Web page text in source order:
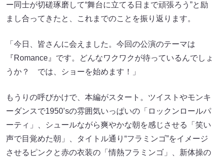
ー同士が切磋琢磨して“舞台に立てる日まで頑張ろう”と励
まし合ってきたと、これまでのことを振り返ります。
「今日、皆さんに会えました。今回の公演のテーマは
『Romance』です。どんなワクワクが待っているんでしょ
うか？ では、ショーを始めます！」
もうりの呼びかけで、本編がスタート。ツイストやモンキ
ーダンスで1950’sの雰囲気いっぱいの「ロックンロールパ
ーティ」、シュールながら爽やかな朝を感じさせる「笑い
声で目覚めた朝」、タイトル通り“フラミンゴ”をイメージ
させるピンクと赤の衣装の「情熱フラミンゴ」、新体操の